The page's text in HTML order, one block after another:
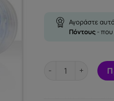
Αγοράστε
Πόντους - που
Fleshlight Turbo